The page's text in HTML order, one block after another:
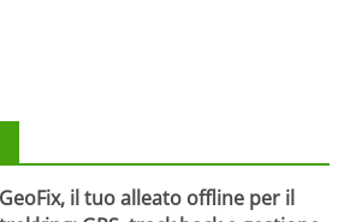
GeoFix, il tuo alleato offline per il